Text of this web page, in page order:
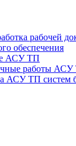
рабочей
обеспечения
АСУ ТП
работы
АСУ ТП систем